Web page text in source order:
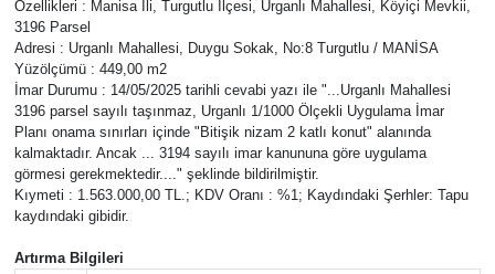
Özellikleri : Manisa İli, Turgutlu İlçesi, Urganlı Mahallesi, Köyiçi Mevkii,
3196 Parsel
Adresi : Urganlı Mahallesi, Duygu Sokak, No:8 Turgutlu / MANİSA
Yüzölçümü : 449,00 m2
İmar Durumu : 14/05/2025 tarihli cevabi yazı ile "...Urganlı Mahallesi
3196 parsel sayılı taşınmaz, Urganlı 1/1000 Ölçekli Uygulama İmar
Planı onama sınırları içinde "Bitişik nizam 2 katlı konut" alanında
kalmaktadır. Ancak ... 3194 sayılı imar kanununa göre uygulama
görmesi gerekmektedir...." şeklinde bildirilmiştir.
Kıymeti : 1.563.000,00 TL.; KDV Oranı : %1; Kaydındaki Şerhler: Tapu
kaydındaki gibidir.
Artırma Bilgileri
TÜRKİYE'DE TREND HABERLER
ÖZEL HABER